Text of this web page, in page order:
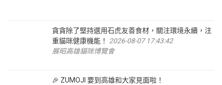
貪貪除了堅持選用石虎友善食材，關注環境永續，注
重貓咪健康機能！ 2026-08-07 17:43:42
展昭高雄貓咪博覽會
🎉 ZUMOJI 要到高雄和大家見面啦！